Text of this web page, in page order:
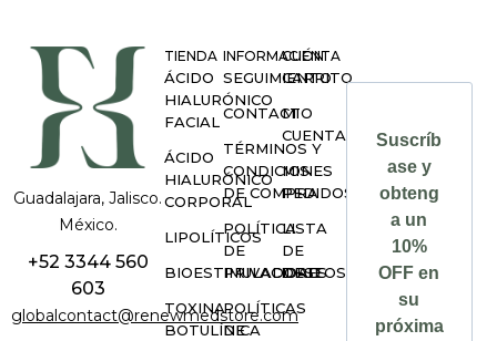
Guadalajara, Jalisco.
México.
+52 3344 560
603
globalcontact@renewmedstore.com
TIENDA
ÁCIDO
HIALURÓNICO
FACIAL
ÁCIDO
HIALURÓNICO
CORPORAL
LIPOLÍTICOS
BIOESTIMULADORES
TOXINA
BOTULÍNICA
INFORMACIÓN
SEGUIMIENTO
CONTACTO
TÉRMINOS Y
CONDICIONES
DE COMPRA
POLÍTICA
DE
PRIVACIDAD
POLÍTICAS
DE
CUENTA
CARRITO
MI
CUENTA
MIS
PEDIDOS
LISTA
DE
DESEOS
Suscríb
ase y
obteng
a un
10%
OFF en
su
próxima